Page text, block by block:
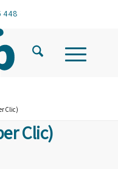
448
Clic)
Clic)